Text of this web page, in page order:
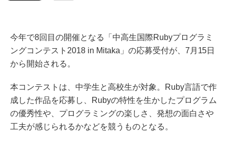
今年で8回目の開催となる「中高生国際Rubyプログラミ
ングコンテスト2018 in Mitaka」の応募受付が、7月15日
から開始される。
本コンテストは、中学生と高校生が対象。Ruby言語で作
成した作品を応募し、Rubyの特性を生かしたプログラム
の優秀性や、プログラミングの楽しさ、発想の面白さや
工夫が感じられるかなどを競うものとなる。